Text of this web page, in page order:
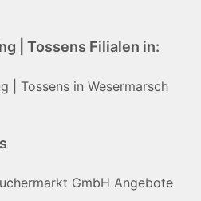
| Tossens Filialen in:
| Tossens in Wesermarsch
GmbH Angebote